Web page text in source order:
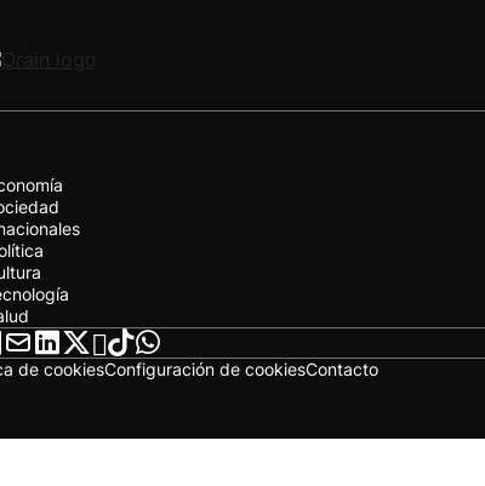
de cookiesConfiguración de cookiesContacto